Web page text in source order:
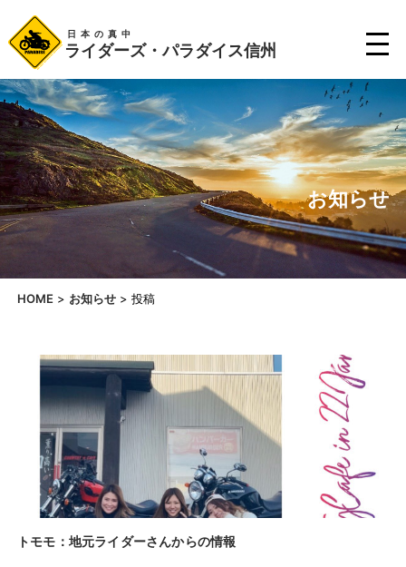
日本の真中
ライダーズ・パラダイス信州
お知らせ
HOME > お知らせ> 投稿
トモモ：地元ライダーさんからの情報